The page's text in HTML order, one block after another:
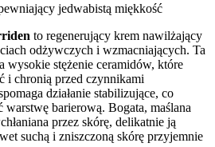
jedwabistą miękkość
to regenerujący krem nawilżający
odżywczych i wzmacniających. Ta
wysokie stężenie ceramidów, które
i chronią przed czynnikami
działanie stabilizujące, co
barierową. Bogata, maślana
przez skórę, delikatnie ją
suchą i zniszczoną skórę przyjemnie